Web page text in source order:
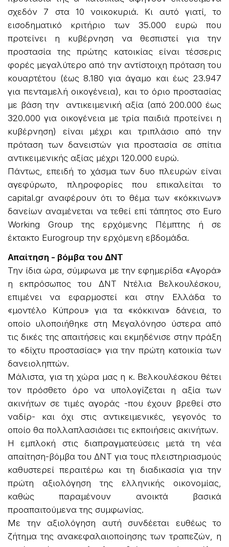
σχεδόν 7 στα 10 νοικοκυριά. Κι αυτό γιατί, το
εισοδηματικό κριτήριο των 35.000 ευρώ που
προτείνει η κυβέρνηση να θεσπιστεί για την
προστασία της πρώτης κατοικίας είναι τέσσερις
φορές μεγαλύτερο από την αντίστοιχη πρόταση του
κουαρτέτου (έως 8.180 για άγαμο και έως 23.947
για πενταμελή οικογένεια), και το όριο προστασίας
με βάση την αντικειμενική αξία (από 200.000 έως
320.000 για οικογένεια με τρία παιδιά προτείνει η
κυβέρνηση) είναι μέχρι και τριπλάσιο από την
πρόταση των δανειστών για προστασία σε σπίτια
αντικειμενικής αξίας μέχρι 120.000 ευρώ.
Πάντως, επειδή το χάσμα των δυο πλευρών είναι
αγεφύρωτο, πληροφορίες που επικαλείται το
capital.gr αναφέρουν ότι το θέμα των «κόκκινων»
δανείων αναμένεται να τεθεί επί τάπητος στο Euro
Working Group της ερχόμενης Πέμπτης ή σε
έκτακτο Eurogroup την ερχόμενη εβδομάδα.
Απαίτηση - βόμβα του ΔΝΤ
Την ίδια ώρα, σύμφωνα με την εφημερίδα «Αγορά»
η εκπρόσωπος του ΔΝΤ Ντέλια Βελκουλέσκου,
επιμένει να εφαρμοστεί και στην Ελλάδα το
«μοντέλο Κύπρου» για τα «κόκκινα» δάνεια, το
οποίο υλοποιήθηκε στη Μεγαλόνησο ύστερα από
τις δικές της απαιτήσεις και εκμηδένισε στην πράξη
το «δίχτυ προστασίας» για την πρώτη κατοικία των
δανειοληπτών.
Μάλιστα, για τη χώρα μας η κ. Βελκουλέσκου θέτει
τον πρόσθετο όρο να υπολογίζεται η αξία των
ακινήτων σε τιμές αγοράς -που έχουν βρεθεί στο
ναδίρ- και όχι στις αντικειμενικές, γεγονός το
οποίο θα πολλαπλασιάσει τις εκποιήσεις ακινήτων.
Η εμπλοκή στις διαπραγματεύσεις μετά τη νέα
απαίτηση-βόμβα του ΔΝΤ για τους πλειστηριασμούς
καθυστερεί περαιτέρω και τη διαδικασία για την
πρώτη αξιολόγηση της ελληνικής οικονομίας,
καθώς παραμένουν ανοικτά βασικά
προαπαιτούμενα της συμφωνίας.
Με την αξιολόγηση αυτή συνδέεται ευθέως το
ζήτημα της ανακεφαλαιοποίησης των τραπεζών, η